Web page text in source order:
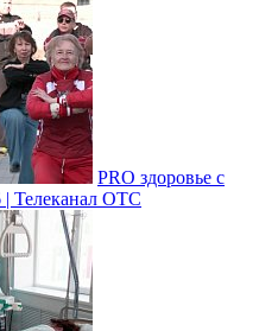
PRO здоровье с
| Телеканал ОТС